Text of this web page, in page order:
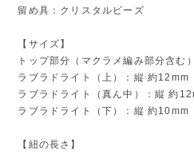
留め具：クリスタルビーズ
【サイズ】
トップ部分（マクラメ編み部分含
ラブラドライト（上）：縦 約
ラブラドライト（真ん中）：縦 約
ラブラドライト（下）：縦 約
【紐の長さ】